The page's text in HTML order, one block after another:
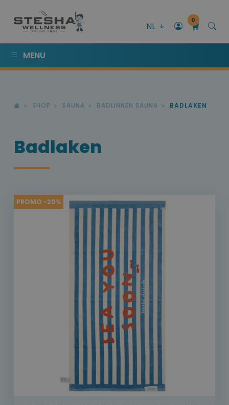
NL
0
MENU
SHOP SAUNA BADLINNEN SAUNA BADLAKEN
Badlaken
PROMO -20%